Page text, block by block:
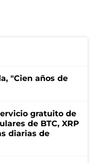
"Cien años de
gratuito de
de BTC, XRP
diarias de